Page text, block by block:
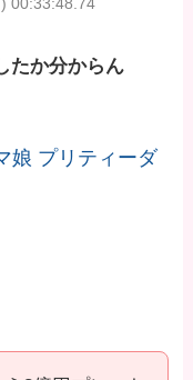
たか分からん
娘 プリティーダ